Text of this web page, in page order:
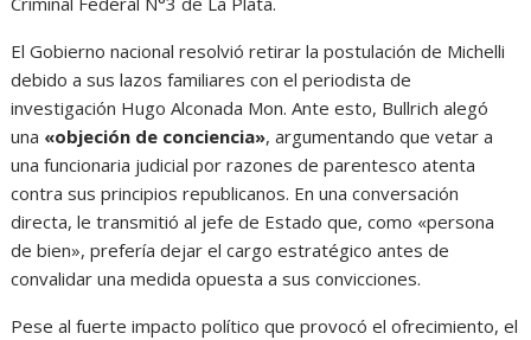
El Gobierno nacional resolvió retirar la postulación de Michelli
debido a sus lazos familiares con el periodista de
investigación Hugo Alconada Mon. Ante esto, Bullrich alegó
una «objeción de conciencia», argumentando que vetar a
una funcionaria judicial por razones de parentesco atenta
contra sus principios republicanos. En una conversación
directa, le transmitió al jefe de Estado que, como «persona
de bien», prefería dejar el cargo estratégico antes de
convalidar una medida opuesta a sus convicciones.
Pese al fuerte impacto político que provocó el ofrecimiento, el